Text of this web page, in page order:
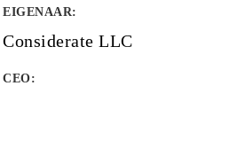
EIGENAAR:
Considerate LLC
CEO: